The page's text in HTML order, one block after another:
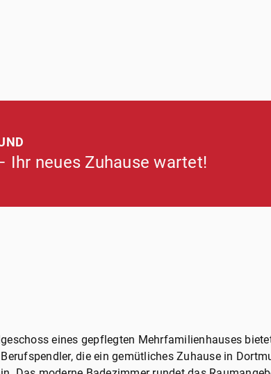
Ihr neues Zuhause wartet!
eines gepflegten Mehrfamilienhauses
die ein gemütliches Zuhause in